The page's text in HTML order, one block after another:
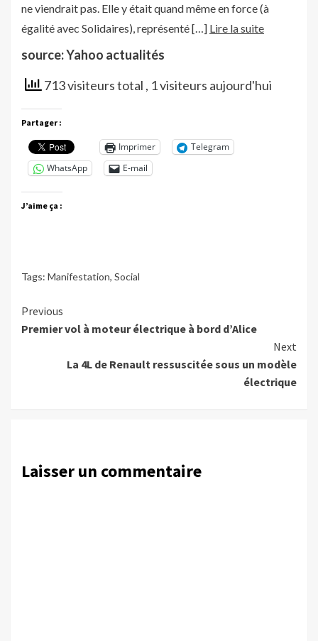
ne viendrait pas. Elle y était quand même en force (à
égalité avec Solidaires), représenté […] Lire la suite
source: Yahoo actualités
713 visiteurs total , 1 visiteurs aujourd'hui
Partager :
Imprimer
Telegram
WhatsApp
E-mail
J’aime ça :
Tags: Manifestation, Social
Continue
Reading
Previous
Premier vol à moteur électrique à bord d’Alice
Next
La 4L de Renault ressuscitée sous un modèle
électrique
Laisser un commentaire